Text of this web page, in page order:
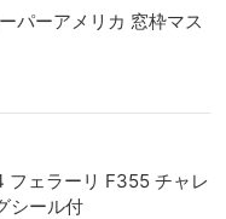
パーアメリカ 窓枠マス
フェラーリ F355 チャレ
シール付